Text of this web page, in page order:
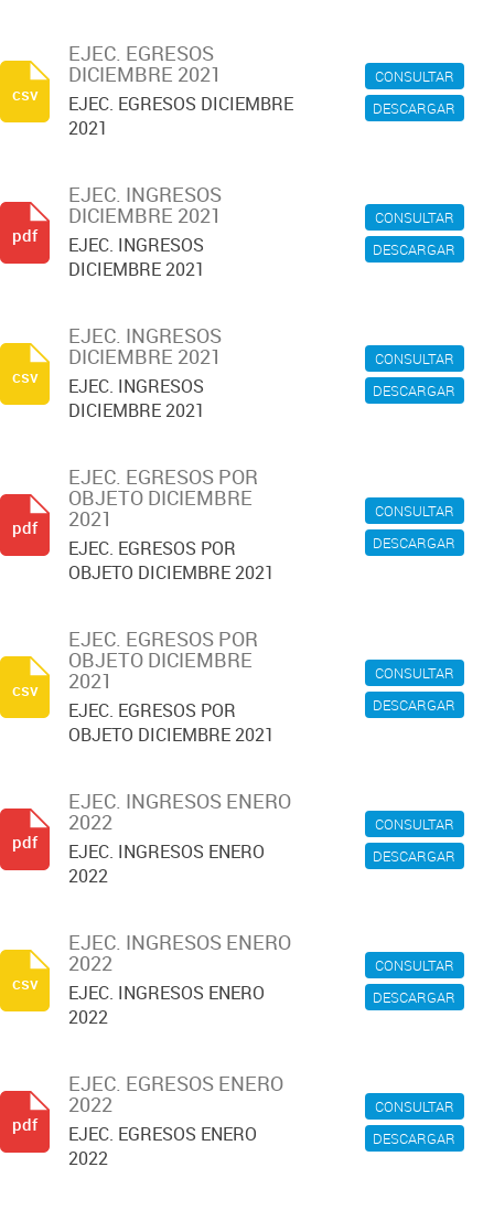
CONSULTAR
DESCARGAR
EJEC. EGRESOS
DICIEMBRE 2021
EJEC. EGRESOS DICIEMBRE
2021
csv
CONSULTAR
DESCARGAR
EJEC. INGRESOS
DICIEMBRE 2021
EJEC. INGRESOS
DICIEMBRE 2021
pdf
CONSULTAR
DESCARGAR
EJEC. INGRESOS
DICIEMBRE 2021
EJEC. INGRESOS
DICIEMBRE 2021
csv
CONSULTAR
DESCARGAR
EJEC. EGRESOS POR
OBJETO DICIEMBRE
2021
EJEC. EGRESOS POR
OBJETO DICIEMBRE 2021
pdf
CONSULTAR
DESCARGAR
EJEC. EGRESOS POR
OBJETO DICIEMBRE
2021
EJEC. EGRESOS POR
OBJETO DICIEMBRE 2021
csv
CONSULTAR
DESCARGAR
EJEC. INGRESOS ENERO
2022
EJEC. INGRESOS ENERO
2022
pdf
CONSULTAR
DESCARGAR
EJEC. INGRESOS ENERO
2022
EJEC. INGRESOS ENERO
2022
csv
CONSULTAR
DESCARGAR
EJEC. EGRESOS ENERO
2022
EJEC. EGRESOS ENERO
2022
pdf